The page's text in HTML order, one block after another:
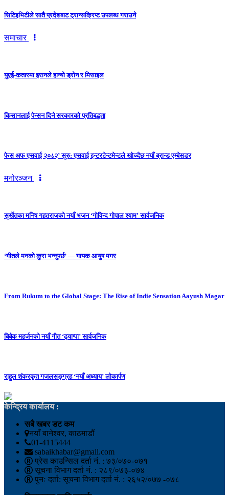
सिटिइभिटीले सातै प्रदेशबाट ट्रान्सक्रिप्ट उपलब्ध गराउने
समाचार
युएई-कतारमा इरानले हान्यो ड्रोन र मिसाइल
किसानलाई पेन्सन दिने सरकारको प्रतिबद्धता
फेस अफ एसवाई २०८२’ सुरु: एसवाई इन्टरटेन्टमेन्टले खोज्दैछ नयाँ ब्रान्ड एम्बेसडर
मनोरञ्जन
सुर्खेतका मनिष गहतराजको नयाँ भजन ‘गोविन्द गोपाल श्याम’ सार्वजनिक
‘गीतले मनको कुरा भन्नुपर्छ’ — गायक आयुष मगर
From Rukum to the Global Stage: The Rise of Indie Sensation Aayush Magar
बिबेक महर्जनको नयाँ गीत ‘ढ्याप्पा’ सार्वजनिक
राहुल शंकरकृत गजलसङ्ग्रह ‘नयाँ अध्याय’ लोकार्पण
केन्द्रिय कार्यालय :
सबै खबर डट कम
नयाँ बानेश्वर, काठमाडौं
01-4115444
sabaikhabar@gmail.com
प्रेस काउन्सिल दर्ता नं. : ७३/०७०-०७१
सूचना विभाग दर्ता नं. : २८९/०७३-०७४
पुनः दर्ता: सूचना विभाग दर्ता नं. : २६५२/०७७ -०७८